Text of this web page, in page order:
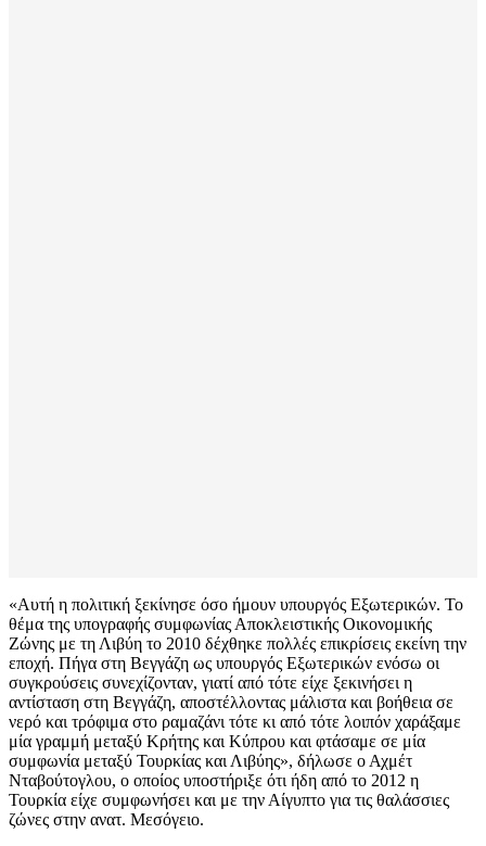
«Αυτή η πολιτική ξεκίνησε όσο ήμουν υπουργός Εξωτερικών. Το
θέμα της υπογραφής συμφωνίας Αποκλειστικής Οικονομικής
Ζώνης με τη Λιβύη το 2010 δέχθηκε πολλές επικρίσεις εκείνη την
εποχή. Πήγα στη Βεγγάζη ως υπουργός Εξωτερικών ενόσω οι
συγκρούσεις συνεχίζονταν, γιατί από τότε είχε ξεκινήσει η
αντίσταση στη Βεγγάζη, αποστέλλοντας μάλιστα και βοήθεια σε
νερό και τρόφιμα στο ραμαζάνι τότε κι από τότε λοιπόν χαράξαμε
μία γραμμή μεταξύ Κρήτης και Κύπρου και φτάσαμε σε μία
συμφωνία μεταξύ Τουρκίας και Λιβύης», δήλωσε ο Αχμέτ
Νταβούτογλου, ο οποίος υποστήριξε ότι ήδη από το 2012 η
Τουρκία είχε συμφωνήσει και με την Αίγυπτο για τις θαλάσσιες
ζώνες στην ανατ. Μεσόγειο.